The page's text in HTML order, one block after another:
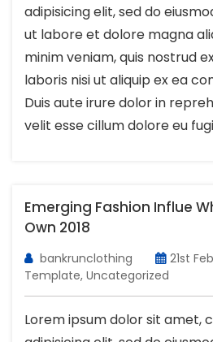
adipisicing elit, sed do
ut labore et dolore magna
minim veniam, quis nostrud
laboris nisi ut aliquip ex ea
Duis aute irure dolor in
velit esse cillum dolore eu
Emerging Fashion Influe
Own 2018
bankrunclothing
21st
Template, Uncategorized
Lorem ipsum dolor sit amet,